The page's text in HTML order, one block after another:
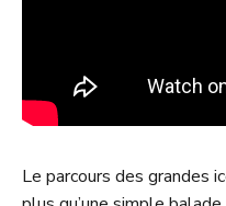
Le parcours des grandes